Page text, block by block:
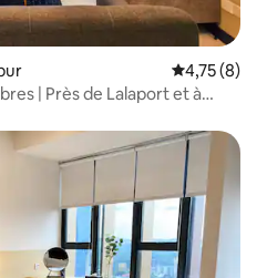
Évaluation
4,75 (8)
| Près de Lalaport et à